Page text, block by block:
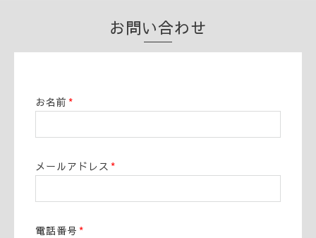
お問い合わせ
お名前 *
メールアドレス *
電話番号 *